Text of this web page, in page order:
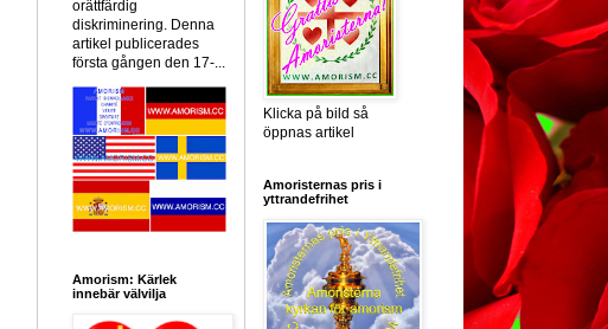
orättfärdig
diskriminering. Denna
artikel publicerades
första gången den 17-...
Amorism: Kärlek
innebär välvilja
Klicka på bild så
öppnas artikel
Amoristernas pris i
yttrandefrihet